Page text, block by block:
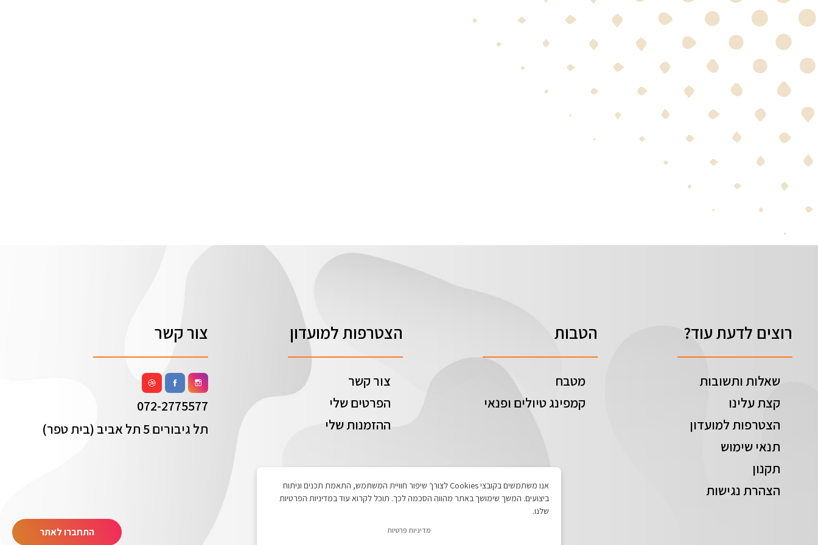
אנו משתמשים בקובצי Cookies לצורך שיפור חוויית המשתמש, התאמת תכנים וניתוח
ביצועים. המשך שימושך באתר מהווה הסכמה לכך. תוכל לקרוא עוד במדיניות הפרטיות
שלנו.
מדיניות פרטיות
רוצים לדעת עוד?
שאלות ותשובות
קצת עלינו
הצטרפות למועדון
תנאי שימוש
תקנון
הצהרת נגישות
הטבות
מטבח
קמפינג טיולים ופנאי
הצטרפות למועדון
צור קשר
הפרטים שלי
ההזמנות שלי
צור קשר
072-2775577
תל גיבורים 5 תל אביב (בית טפר)
התחברו לאתר